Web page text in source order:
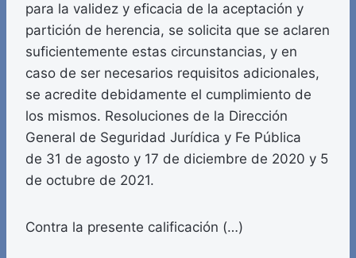
para la validez y eficacia de la aceptación y
partición de herencia, se solicita que se aclaren
suficientemente estas circunstancias, y en
caso de ser necesarios requisitos adicionales,
se acredite debidamente el cumplimiento de
los mismos. Resoluciones de la Dirección
General de Seguridad Jurídica y Fe Pública
de 31 de agosto y 17 de diciembre de 2020 y 5
de octubre de 2021.
Contra la presente calificación (…)